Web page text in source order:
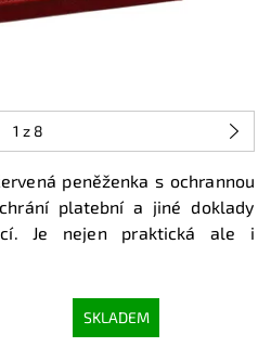
1 z 8
peněženka s ochrannou
platební a jiné doklady
Je nejen praktická ale i
SKLADEM